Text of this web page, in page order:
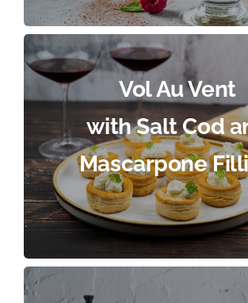
Vol Au Vent
with Salt Cod
Mascarpone